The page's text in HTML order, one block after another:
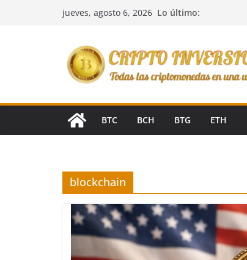
jueves, agosto 6, 2026 Lo último:
BTC BCH BTG ETH
blockchain